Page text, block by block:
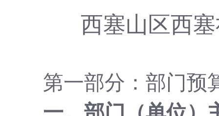
西塞山区西
第一部分：部门预